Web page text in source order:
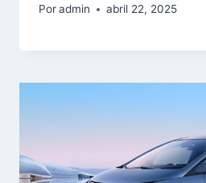
Poradmin abril 22, 2025